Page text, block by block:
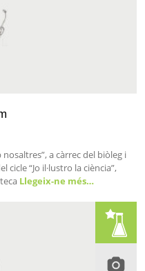
a càrrec del biòleg i
“Jo il·lustro la ciència”,
Llegeix-ne més…